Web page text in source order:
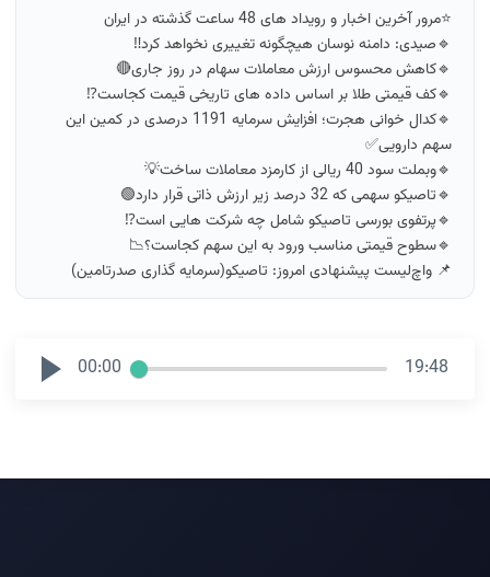
⭐️مرور آخرین اخبار و رویداد های 48 ساعت گذشته در ایران
🔹صیدی: دامنه نوسان هیچگونه تغییری نخواهد کرد‼️
🔹کاهش محسوس ارزش معاملات سهام در روز جاری🔴
🔹کف قیمتی طلا بر اساس داده های تاریخی قیمت کجاست⁉️
🔹کدال خوانی هجرت؛ افزایش سرمایه 1191 درصدی در کمین این
سهم دارویی✅
🔹وبملت سود 40 ریالی از کارمزد معاملات ساخت💡
🔹تاصیکو سهمی که 32 درصد زیر ارزش ذاتی قرار دارد🟢
🔹پرتفوی بورسی تاصیکو شامل چه شرکت هایی است⁉️
🔹سطوح قیمتی مناسب ورود به این سهم کجاست؟📉
📌 واچ‌لیست پیشنهادی امروز: تاصیکو(سرمایه گذاری صدرتامین)
00:00 19:48